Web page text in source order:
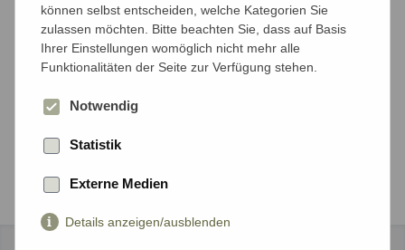
Anzahl Kinder unter 18 Jahren*
können selbst entscheiden, welche Kategorien Sie
zulassen möchten. Bitte beachten Sie, dass auf Basis
Ihrer Einstellungen womöglich nicht mehr alle
Funktionalitäten der Seite zur Verfügung stehen.
Notwendig
Statistik
Externe Medien
Details anzeigen/ausblenden